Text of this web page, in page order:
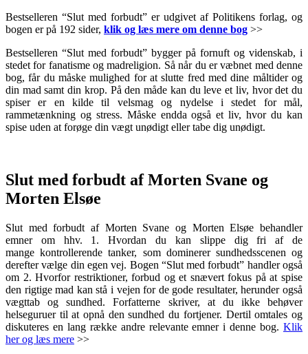
Bestselleren “Slut med forbudt” er udgivet af Politikens forlag, og
bogen er på 192 sider, klik og læs mere om denne bog >>
Bestselleren “Slut med forbudt” bygger på fornuft og videnskab, i
stedet for fanatisme og madreligion. Så når du er væbnet med denne
bog, får du måske mulighed for at slutte fred med dine måltider og
din mad samt din krop. På den måde kan du leve et liv, hvor det du
spiser er en kilde til velsmag og nydelse i stedet for mål,
rammetænkning og stress. Måske endda også et liv, hvor du kan
spise uden at forøge din vægt unødigt eller tabe dig unødigt.
Slut med forbudt af Morten Svane og
Morten Elsøe
Slut med forbudt af Morten Svane og Morten Elsøe behandler
emner om hhv. 1. Hvordan du kan slippe dig fri af de
mange kontrollerende tanker, som dominerer sundhedsscenen og
derefter vælge din egen vej. Bogen “Slut med forbudt” handler også
om 2. Hvorfor restriktioner, forbud og et snævert fokus på at spise
den rigtige mad kan stå i vejen for de gode resultater, herunder også
vægttab og sundhed. Forfatterne skriver, at du ikke behøver
helseguruer til at opnå den sundhed du fortjener. Dertil omtales og
diskuteres en lang række andre relevante emner i denne bog. Klik
her og læs mere >>